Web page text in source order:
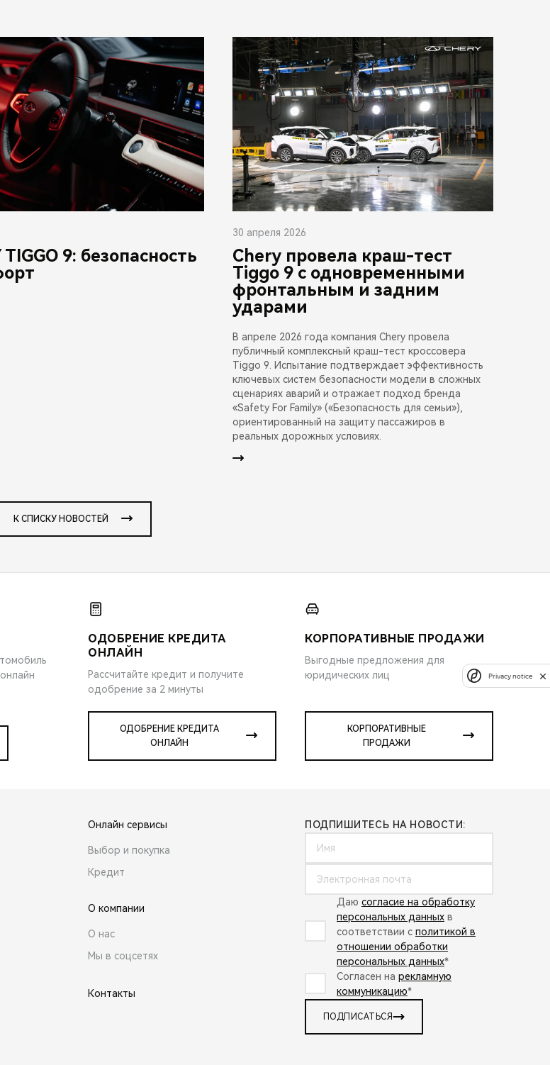
TIGGO 9: безопасность
30 апреля 2026
Chery провела краш-тест
Tiggo 9 с одновременными
фронтальным и задним
ударами
В апреле 2026 года компания Chery провела
публичный комплексный краш-тест кроссовера
Tiggo 9. Испытание подтверждает эффективность
ключевых систем безопасности модели в сложных
сценариях аварий и отражает подход бренда
«Safety For Family» («Безопасность для семьи»),
ориентированный на защиту пассажиров в
реальных дорожных условиях.
К СПИСКУ НОВОСТЕЙ
ОДОБРЕНИЕ КРЕДИТА
ОНЛАЙН
Рассчитайте кредит и получите
одобрение за 2 минуты
ОДОБРЕНИЕ КРЕДИТА
ОНЛАЙН
КОРПОРАТИВНЫЕ ПРОДАЖИ
Выгодные предложения для
юридических лиц
КОРПОРАТИВНЫЕ
ПРОДАЖИ
Онлайн сервисы
Выбор и покупка
Кредит
О компании
О нас
Мы в соцсетях
Контакты
ПОДПИШИТЕСЬ НА НОВОСТИ:
Даю согласие на обработку
персональных данных в
соответствии с политикой в
отношении обработки
персональных данных*
Согласен на рекламную
коммуникацию*
ПОДПИСАТЬСЯ
Privacy notice